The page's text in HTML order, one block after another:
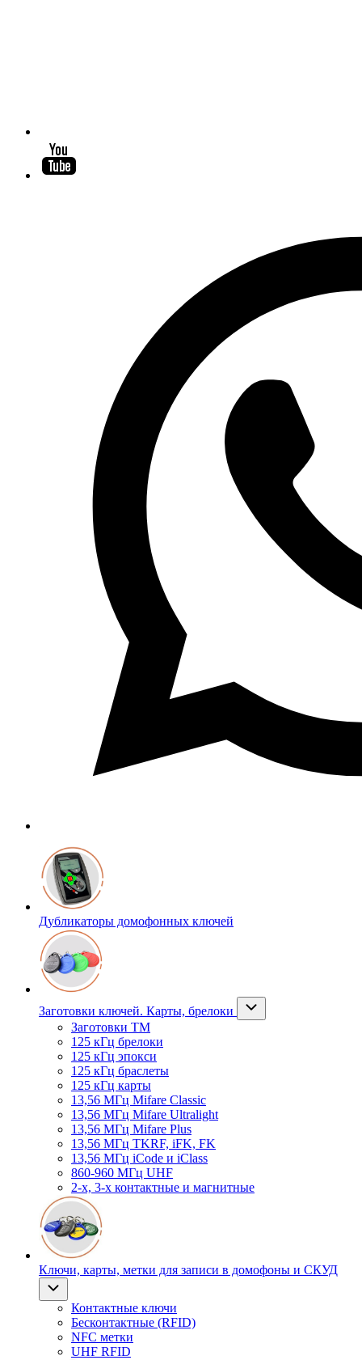
Дубликаторы домофонных ключей
Заготовки ключей. Карты, брелоки
Заготовки ТМ
125 кГц брелоки
125 кГц эпокси
125 кГц браслеты
125 кГц карты
13,56 МГц Mifare Classic
13,56 МГц Mifare Ultralight
13,56 МГц Mifare Plus
13,56 МГц TKRF, iFK, FK
13,56 МГц iCode и iClass
860-960 МГц UHF
2-х, 3-х контактные и магнитные
Ключи, карты, метки для записи в домофоны и СКУД
Контактные ключи
Бесконтактные (RFID)
NFC метки
UHF RFID